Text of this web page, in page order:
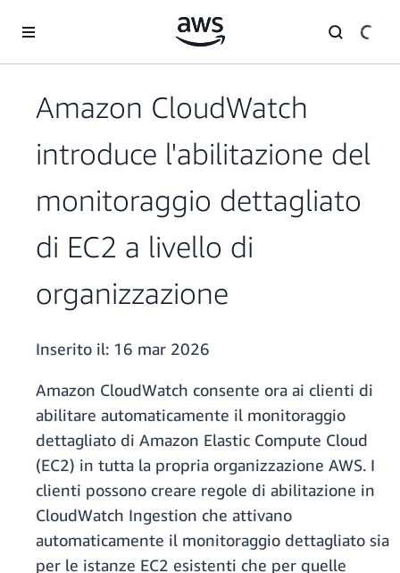
Amazon CloudWatch
introduce l'abilitazione del
monitoraggio dettagliato
di EC2 a livello di
organizzazione
Inserito il: 16 mar 2026
Amazon CloudWatch consente ora ai clienti di
abilitare automaticamente il monitoraggio
dettagliato di Amazon Elastic Compute Cloud
(EC2) in tutta la propria organizzazione AWS. I
clienti possono creare regole di abilitazione in
CloudWatch Ingestion che attivano
automaticamente il monitoraggio dettagliato sia
per le istanze EC2 esistenti che per quelle